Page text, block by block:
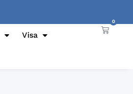
Visa
0